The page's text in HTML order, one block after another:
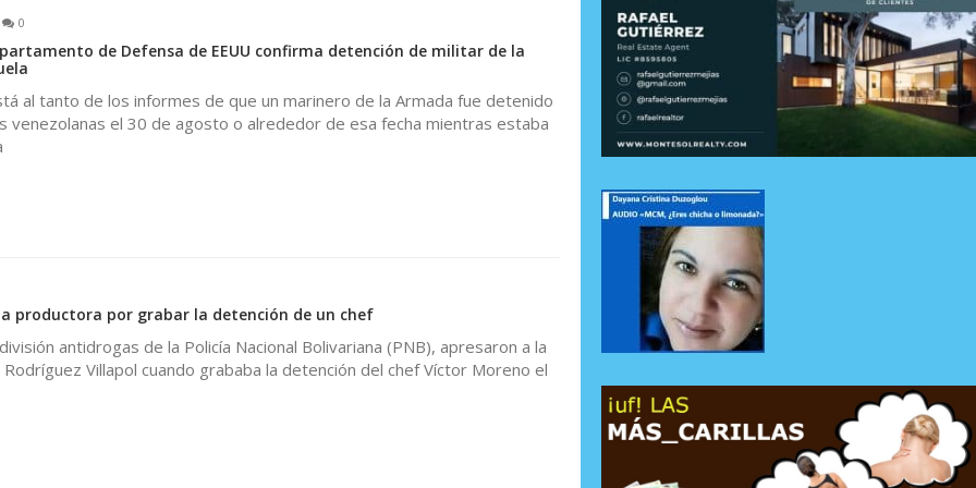
0
de Defensa de EEUU confirma detención de militar de la
al tanto de los informes de que un marinero de la Armada fue detenido
venezolanas el 30 de agosto o alrededor de esa fecha mientras estaba
productora por grabar la detención de un chef
antidrogas de la Policía Nacional Bolivariana (PNB), apresaron a la
Villapol cuando grababa la detención del chef Víctor Moreno el